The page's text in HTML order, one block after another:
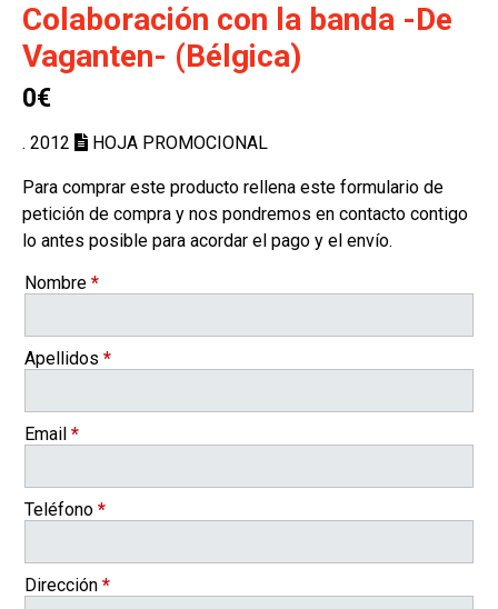
Colaboración con la banda -De
Vaganten- (Bélgica)
0€
. 2012 HOJA PROMOCIONAL
Para comprar este producto rellena este formulario de
petición de compra y nos pondremos en contacto contigo
lo antes posible para acordar el pago y el envío.
Nombre *
Apellidos *
Email *
Teléfono *
Dirección *